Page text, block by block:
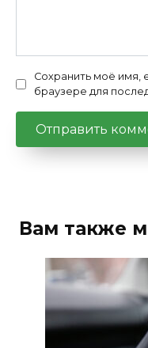
Сохранить моё имя,
браузере для
Вам также